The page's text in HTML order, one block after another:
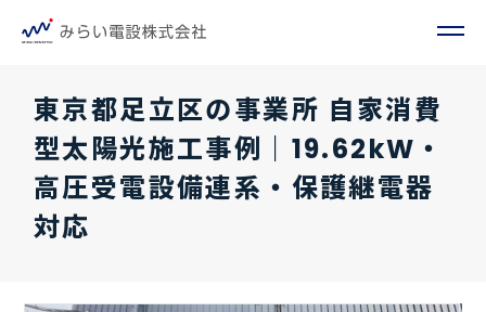
東京都足立区の事業所 自家消費
型太陽光施工事例｜19.62kW・
高圧受電設備連系・保護継電器
対応